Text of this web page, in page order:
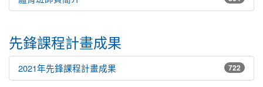
先鋒課程計畫成果
722
2021年先鋒課程計畫成果